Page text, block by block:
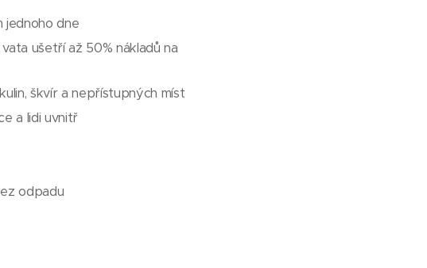
jednoho dne
ušetří až 50% nákladů na
škvír a nepřístupných míst
a lidi uvnitř
odpadu